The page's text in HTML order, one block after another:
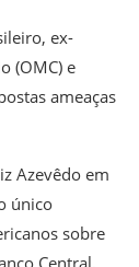
ex-
(OMC) e
ameaças
Azevêdo em
único
sobre